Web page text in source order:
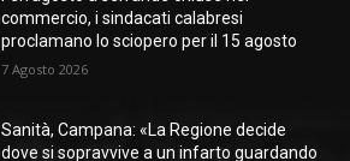
commercio, i sindacati calabresi
proclamano lo sciopero per il 15 agosto
7 Agosto 2026
Sanità, Campana: «La Regione decide
dove si sopravvive a un infarto guardando